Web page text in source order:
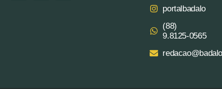
portalbadalo
(88)
9.8125‑0565‬